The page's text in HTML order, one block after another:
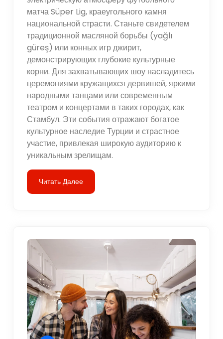
матча Süper Lig, краеугольного камня
национальной страсти. Станьте свидетелем
традиционной масляной борьбы (yağlı
güreş) или конных игр джирит,
демонстрирующих глубокие культурные
корни. Для захватывающих шоу насладитесь
церемониями кружащихся дервишей, яркими
народными танцами или современным
театром и концертами в таких городах, как
Стамбул. Эти события отражают богатое
культурное наследие Турции и страстное
участие, привлекая широкую аудиторию к
уникальным зрелищам.
Читать Далее